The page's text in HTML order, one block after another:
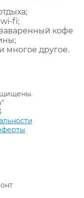
fi;
кофе
многое другое.